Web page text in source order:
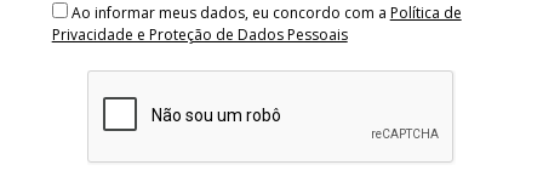
Ao informar meus dados, eu concordo com a Política de
Privacidade e Proteção de Dados Pessoais